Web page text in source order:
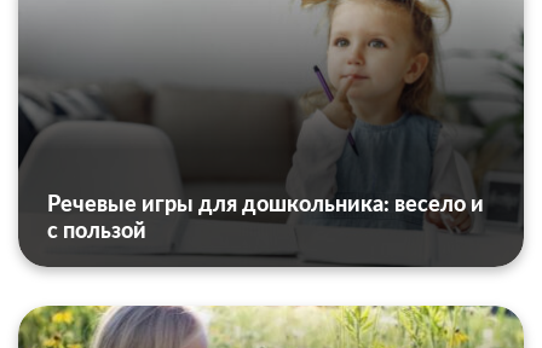
Речевые игры для дошкольника: весело и
с пользой